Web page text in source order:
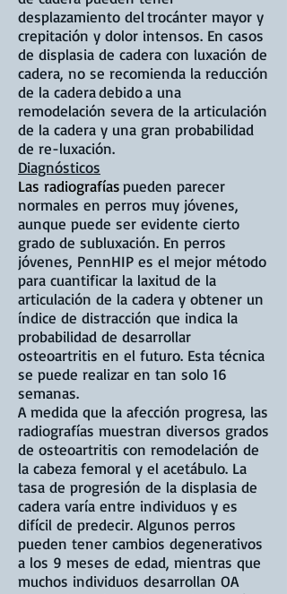
desplazamiento deltrocánter mayor y
crepitación y dolor intensos. En casos
de displasia de cadera con luxación de
cadera, no se recomienda la reducción
de la caderadebidoa una
remodelación severa de la articulación
de la cadera y una gran probabilidad
de re-luxación.
Diagnósticos
Las radiografíaspueden parecer
normales en perros muy jóvenes,
aunque puede ser evidente cierto
grado de subluxación. En perros
jóvenes, PennHIP es el mejor método
para cuantificar la laxitud de la
articulación de la cadera y obtener un
índice de distracción que indica la
probabilidad de desarrollar
osteoartritis en el futuro. Esta técnica
se puede realizar en tan solo 16
semanas.
A medida que la afección progresa, las
radiografías muestran diversos grados
de osteoartritis con remodelación de
la cabeza femoral y el acetábulo. La
tasa de progresión de la displasia de
cadera varía entre individuos y es
difícil de predecir. Algunos perros
pueden tener cambios degenerativos
a los 9 meses de edad, mientras que
muchos individuos desarrollan OA